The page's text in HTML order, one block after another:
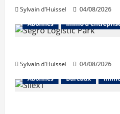
Sylvain d'Huissel
04/08/2026
Abonnés
Immo
Sylvain d'Huissel
04/08/2026
Abonnés
Bureaux